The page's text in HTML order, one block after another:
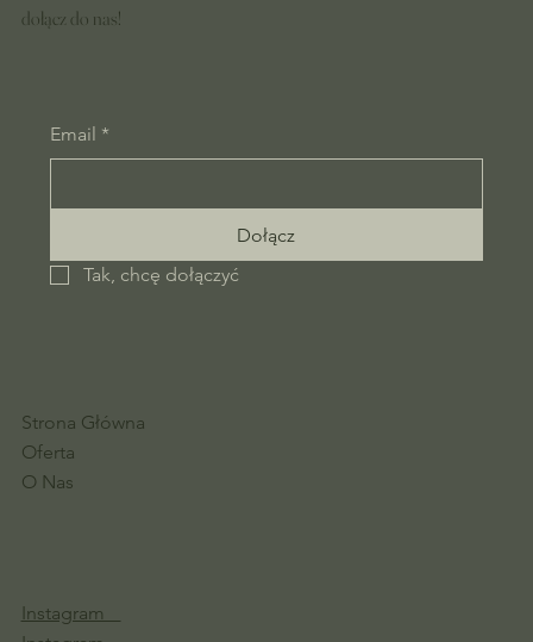
dołącz do nas!
Instagram
Strona Główna
Oferta
O Nas
Email *
Dołącz
Tak, chcę dołączyć